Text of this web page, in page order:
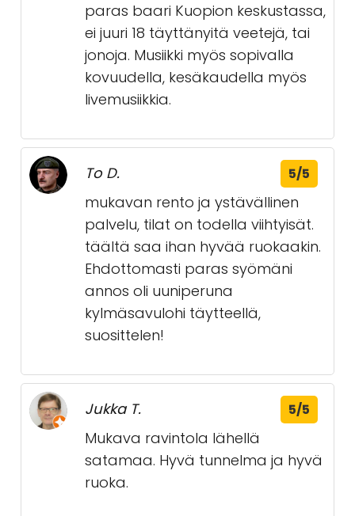
paras baari Kuopion keskustassa,
ei juuri 18 täyttänyitä veetejä, tai
jonoja. Musiikki myös sopivalla
kovuudella, kesäkaudella myös
livemusiikkia.
To D. 5/5
mukavan rento ja ystävällinen
palvelu, tilat on todella viihtyisät.
täältä saa ihan hyvää ruokaakin.
Ehdottomasti paras syömäni
annos oli uuniperuna
kylmäsavulohi täytteellä,
suosittelen!
Jukka T. 5/5
Mukava ravintola lähellä
satamaa. Hyvä tunnelma ja hyvä
ruoka.